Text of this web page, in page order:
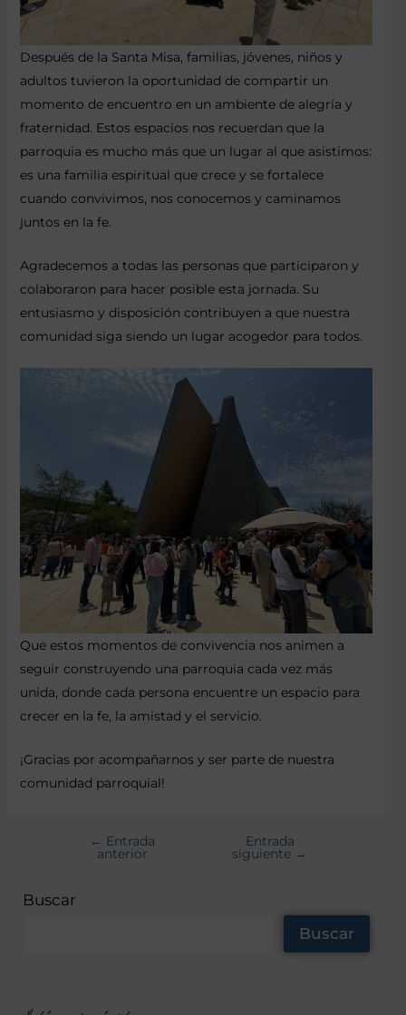
Después de la Santa Misa, familias, jóvenes, niños y
adultos tuvieron la oportunidad de compartir un
momento de encuentro en un ambiente de alegría y
fraternidad. Estos espacios nos recuerdan que la
parroquia es mucho más que un lugar al que asistimos:
es una familia espiritual que crece y se fortalece
cuando convivimos, nos conocemos y caminamos
juntos en la fe.
Agradecemos a todas las personas que participaron y
colaboraron para hacer posible esta jornada. Su
entusiasmo y disposición contribuyen a que nuestra
comunidad siga siendo un lugar acogedor para todos.
Que estos momentos de convivencia nos animen a
seguir construyendo una parroquia cada vez más
unida, donde cada persona encuentre un espacio para
crecer en la fe, la amistad y el servicio.
¡Gracias por acompañarnos y ser parte de nuestra
comunidad parroquial!
← Entrada
anterior
Entrada
siguiente →
Buscar
Buscar